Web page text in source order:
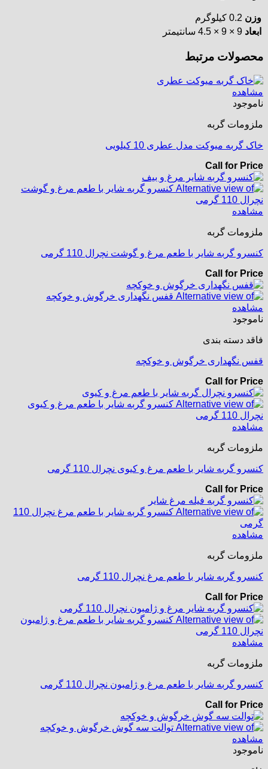
وزن 0.2 کیلوگرم
ابعاد 9 × 9 × 4.5 سانتیمتر
محصولات مرتبط
مشاهده
ناموجود
ملزومات گربه
خاک گربه میوکت مدل عطری 10 کیلویی
Call for Price
مشاهده
ملزومات گربه
کنسرو گربه شایر با طعم مرغ و گوشت نچرال 110 گرمی
Call for Price
مشاهده
ناموجود
فاقد دسته بندی
قفس نگهداری خرگوش و خوکچه
Call for Price
مشاهده
ملزومات گربه
کنسرو گربه شایر با طعم مرغ و کیوی نچرال 110 گرمی
Call for Price
مشاهده
ملزومات گربه
کنسرو گربه شایر با طعم مرغ نچرال 110 گرمی
Call for Price
مشاهده
ملزومات گربه
کنسرو گربه شایر با طعم مرغ و ژامبون نچرال 110 گرمی
Call for Price
مشاهده
ناموجود